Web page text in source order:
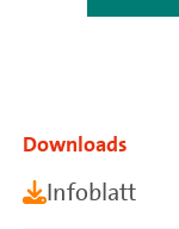
Downloads
Infoblatt